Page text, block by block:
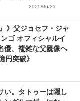
2025/06/21
》父ジョセフ・ジャ
ゴ オフィシャルイ
優、複雑な父親像へ
円突破》
い。タトゥーは隠し